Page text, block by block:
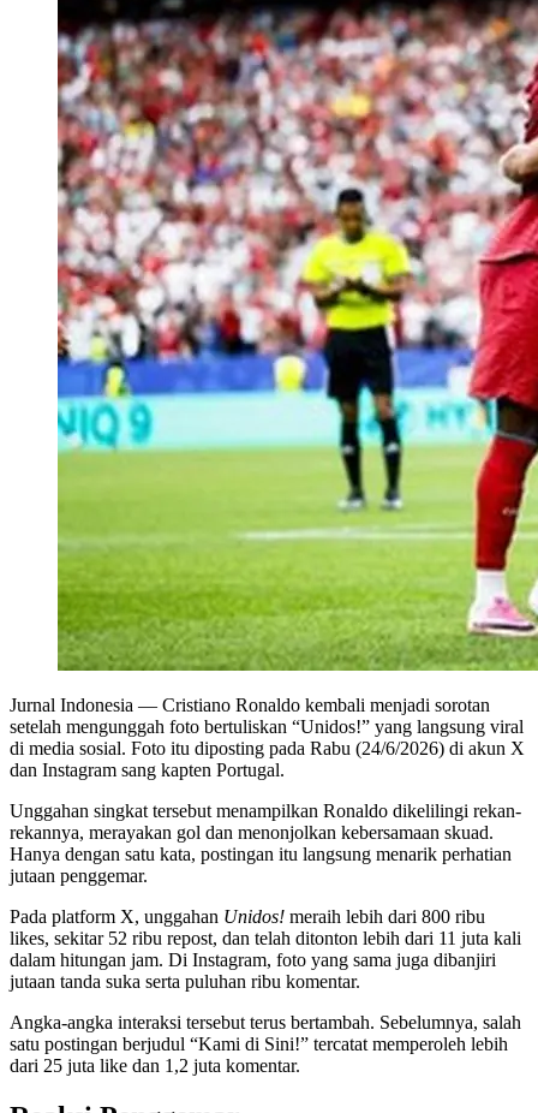
Jurnal Indonesia — Cristiano Ronaldo kembali menjadi sorotan
setelah mengunggah foto bertuliskan “Unidos!” yang langsung viral
di media sosial. Foto itu diposting pada Rabu (24/6/2026) di akun X
dan Instagram sang kapten Portugal.
Unggahan singkat tersebut menampilkan Ronaldo dikelilingi rekan-
rekannya, merayakan gol dan menonjolkan kebersamaan skuad.
Hanya dengan satu kata, postingan itu langsung menarik perhatian
jutaan penggemar.
Pada platform X, unggahan Unidos! meraih lebih dari 800 ribu
likes, sekitar 52 ribu repost, dan telah ditonton lebih dari 11 juta kali
dalam hitungan jam. Di Instagram, foto yang sama juga dibanjiri
jutaan tanda suka serta puluhan ribu komentar.
Angka-angka interaksi tersebut terus bertambah. Sebelumnya, salah
satu postingan berjudul “Kami di Sini!” tercatat memperoleh lebih
dari 25 juta like dan 1,2 juta komentar.